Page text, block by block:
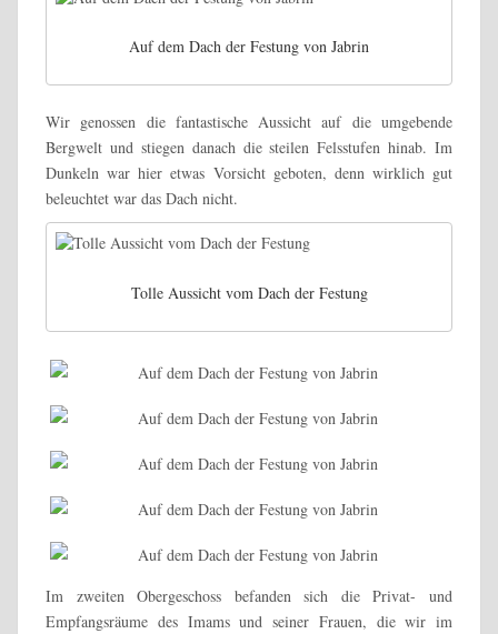
Auf dem Dach der Festung von Jabrin
Wir genossen die fantastische Aussicht auf die umgebende
Bergwelt und stiegen danach die steilen Felsstufen hinab. Im
Dunkeln war hier etwas Vorsicht geboten, denn wirklich gut
beleuchtet war das Dach nicht.
Tolle Aussicht vom Dach der Festung
Im zweiten Obergeschoss befanden sich die Privat- und
Empfangsräume des Imams und seiner Frauen, die wir im